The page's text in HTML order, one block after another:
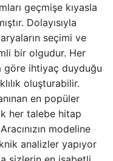
geçmişe kıyasla
Dolayısıyla
seçimi ve
bir olgudur. Her
göre ihtiyaç duyduğu
oluşturabilir.
en popüler
her talebe hitap
modeline
analizler yapıyor